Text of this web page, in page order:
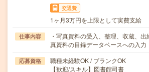
交通費
1ヶ月3万円を上限として実費支給
仕事内容
・写真資料の受入、整理、収蔵、
真資料の目録データベースへの入
応募資格
職種未経験OK / ブランクOK
【歓迎/スキル】図書館司書